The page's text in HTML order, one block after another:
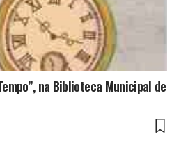
na Biblioteca Municipal de